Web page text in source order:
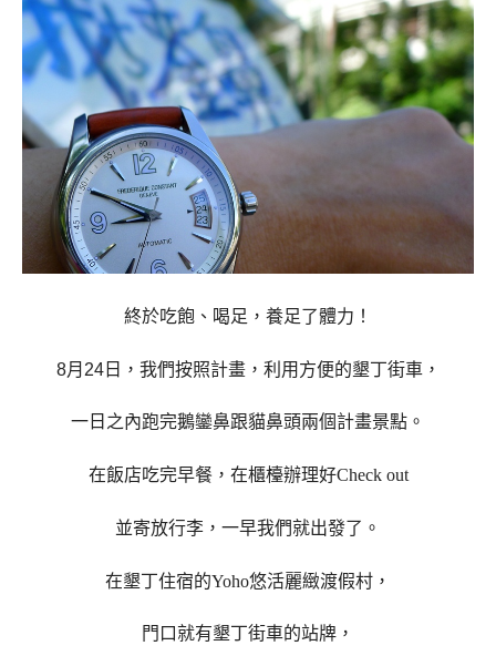
終於吃飽、喝足，養足了體力！
8月24日，我們按照計畫， 利用方便的墾丁街車，
一日之內跑完鵝鑾鼻跟貓鼻頭兩個計畫景點。
在飯店吃完早餐，在櫃檯辦理好Check out
並寄放行李，一早我們就出發了。
在墾丁住宿的Yoho悠活麗緻渡假村，
門口就有墾丁街車的站牌，